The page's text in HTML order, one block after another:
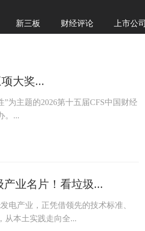
新三板 财经评论 上市公司
大奖...
为主题的2026第十五届CFS中国财经
。...
业名片！看垃圾...
电产业，正凭借领先的技术标准、
从本土实践走向全...